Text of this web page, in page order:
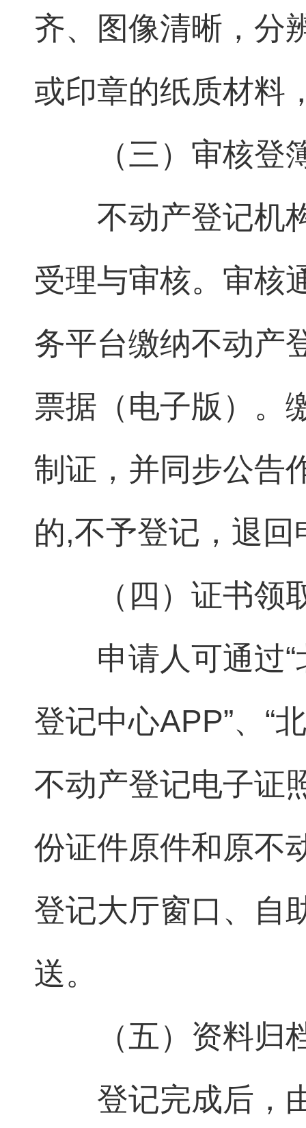
齐、图像清晰，分
或印章的纸质材料
（三）审核登
不动产登记机
受理与审核。审核
务平台缴纳不动产
票据（电子版）。
制证，并同步公告
的,不予登记，退
（四）证书领
申请人可通过
登记中心APP”、“
不动产登记电子证
份证件原件和原不
登记大厅窗口、自
送。
（五）资料归
登记完成后，